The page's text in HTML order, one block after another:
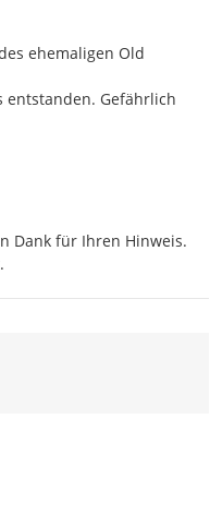
ehemaligen Old
entstanden. Gefährlich
Dank für Ihren Hinweis.